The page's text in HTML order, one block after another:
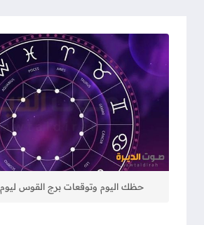
حظك اليوم وتوقعات برج القوس ليوم 3 يناير 2025